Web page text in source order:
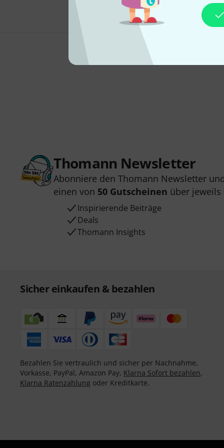
Thomann Newsletter
Abonniere den Thomann Newsletter
einen von 50 Gutscheinen über jeweils
Inspirierende Beiträge
Deals
Thomann Insights
Sicher einkaufen & bezahlen
Bezahlen Sie vertraulich und sicher per Nachnahme,
Vorkasse, PayPal, Amazon Pay, Klarna Sofort bezahlen,
Klarna Ratenzahlung oder Kreditkarte.